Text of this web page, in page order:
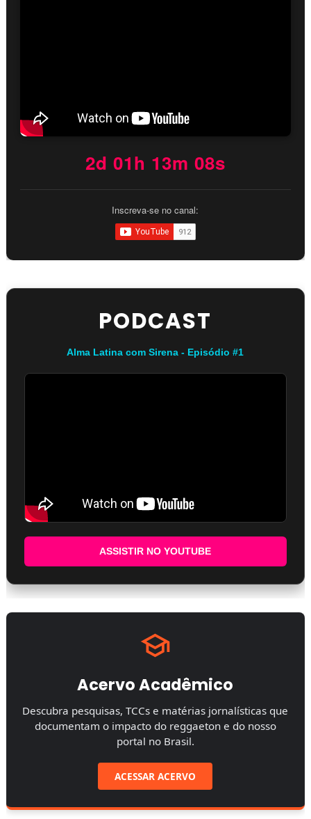
2d 01h 13m 07s
Inscreva-se no canal:
PODCAST
Alma Latina com Sirena - Episódio #1
ASSISTIR NO YOUTUBE
Acervo Acadêmico
Descubra pesquisas, TCCs e matérias jornalísticas que
documentam o impacto do reggaeton e do nosso
portal no Brasil.
ACESSAR ACERVO